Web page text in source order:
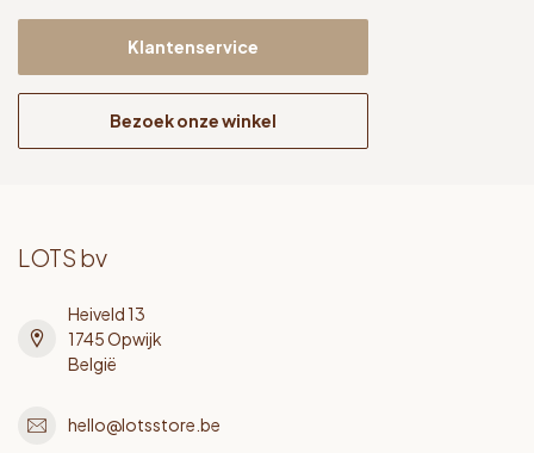
Klantenservice
Bezoek onze winkel
LOTS bv
Heiveld 13
1745 Opwijk
België
hello@lotsstore.be